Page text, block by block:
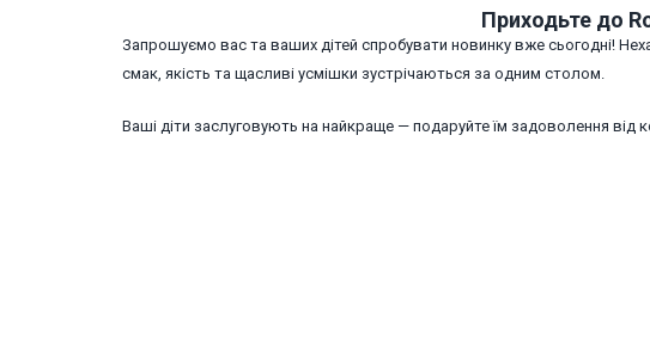
Приходьте до
Запрошуємо вас та ваших дітей спробувати новинку вже сьогодні!
смак, якість та щасливі усмішки зустрічаються за одним столом.
Ваші діти заслуговують на найкраще — подаруйте їм задоволення від